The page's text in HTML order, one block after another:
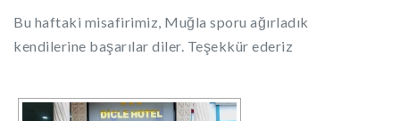
Bu haftaki misafirimiz, Muğla sporu ağırladık
kendilerine başarılar diler. Teşekkür ederiz